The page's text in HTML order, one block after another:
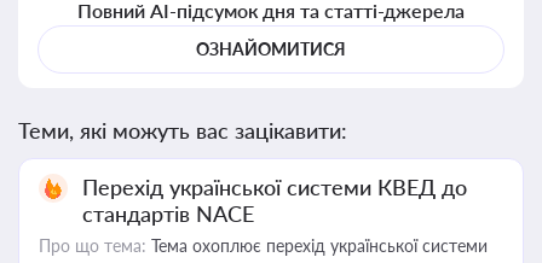
Повний AI-підсумок дня та статті-джерела
ОЗНАЙОМИТИСЯ
Теми, які можуть вас зацікавити:
Перехід української системи КВЕД до
стандартів NACE
Про що тема: Тема охоплює перехід української системи